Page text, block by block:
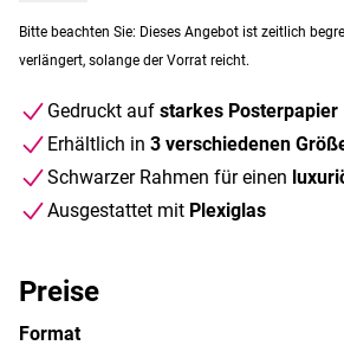
Bitte beachten Sie: Dieses Angebot ist zeitlich
verlängert, solange der Vorrat reicht.
Gedruckt auf starkes Posterpapier
Erhältlich in 3 verschiedenen
Schwarzer Rahmen für einen
Ausgestattet mit Plexiglas
Preise
Format